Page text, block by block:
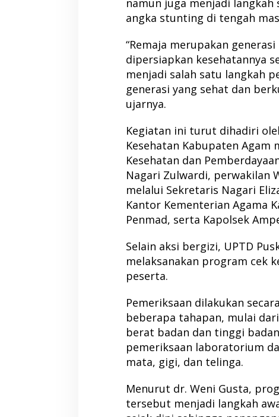
angka stunting di tengah
“Remaja merupakan
dipersiapkan kesehatannya
menjadi salah satu langkah
generasi yang sehat dan
ujarnya.
Kegiatan ini turut dihadiri
Kesehatan Kabupaten Agam
Kesehatan dan
Nagari Zulwardi, perwakilan
melalui Sekretaris Nagari
Kantor Kementerian Agama
Penmad, serta Kapolsek
Selain aksi bergizi, UPTD
melaksanakan program cek
peserta.
Pemeriksaan dilakukan
beberapa tahapan, mulai
berat badan dan tinggi
pemeriksaan laboratorium
mata, gigi, dan telinga.
Menurut dr. Weni Gusta,
tersebut menjadi langkah